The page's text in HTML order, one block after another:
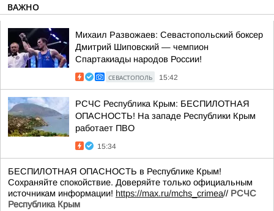
ВАЖНО
Михаил Развожаев: Севастопольский боксер
Дмитрий Шиповский — чемпион
Спартакиады народов России!
СЕВАСТОПОЛЬ 15:42
РСЧС Республика Крым: БЕСПИЛОТНАЯ
ОПАСНОСТЬ! На западе Республики Крым
работает ПВО
15:34
БЕСПИЛОТНАЯ ОПАСНОСТЬ в Республике Крым!
Сохраняйте спокойствие. Доверяйте только официальным
источникам информации! https://max.ru/mchs_crimea// РСЧС
Республика Крым